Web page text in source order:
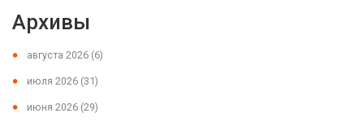
Архивы
августа 2026 (6)
июля 2026 (31)
июня 2026 (29)